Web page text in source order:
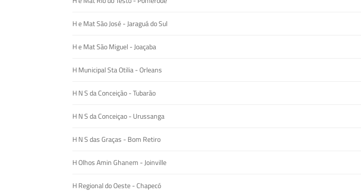
H e Mat São José - Jaraguá do Sul
H e Mat São Miguel - Joaçaba
H Municipal Sta Otilia - Orleans
H N S da Conceição - Tubarão
H N S da Conceiçao - Urussanga
H N S das Graças - Bom Retiro
H Olhos Amin Ghanem - Joinville
H Regional do Oeste - Chapecó